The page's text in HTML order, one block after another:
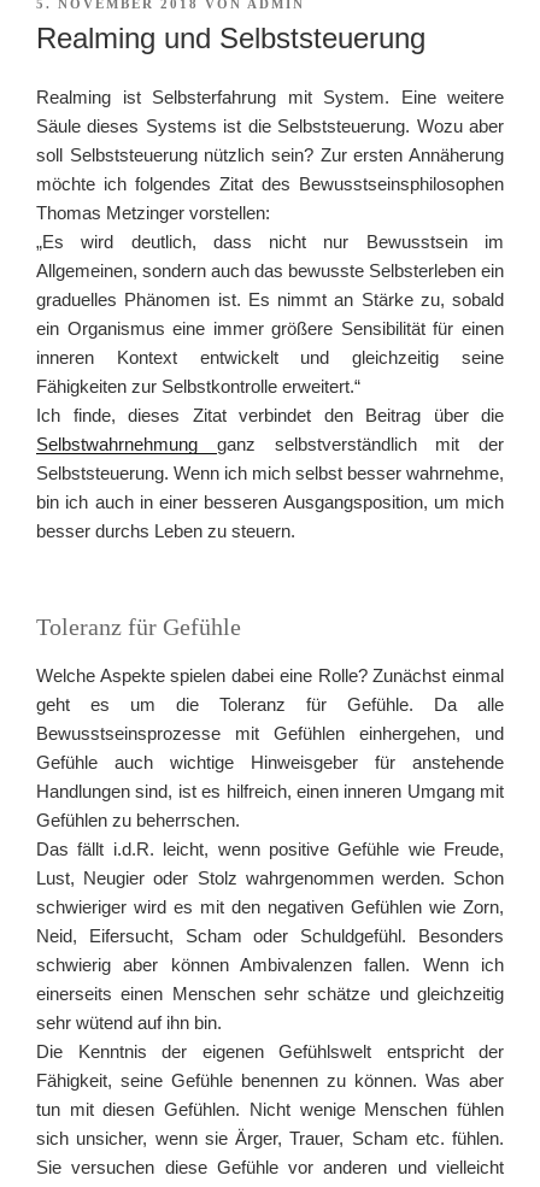
5. NOVEMBER 2018 VON ADMIN
Realming und Selbststeuerung
Realming ist Selbsterfahrung mit System. Eine weitere
Säule dieses Systems ist die Selbststeuerung. Wozu aber
soll Selbststeuerung nützlich sein? Zur ersten Annäherung
möchte ich folgendes Zitat des Bewusstseinsphilosophen
Thomas Metzinger vorstellen:
„Es wird deutlich, dass nicht nur Bewusstsein im
Allgemeinen, sondern auch das bewusste Selbsterleben ein
graduelles Phänomen ist. Es nimmt an Stärke zu, sobald
ein Organismus eine immer größere Sensibilität für einen
inneren Kontext entwickelt und gleichzeitig seine
Fähigkeiten zur Selbstkontrolle erweitert.“
Ich finde, dieses Zitat verbindet den Beitrag über die
Selbstwahrnehmung ganz selbstverständlich mit der
Selbststeuerung. Wenn ich mich selbst besser wahrnehme,
bin ich auch in einer besseren Ausgangsposition, um mich
besser durchs Leben zu steuern.
Toleranz für Gefühle
Welche Aspekte spielen dabei eine Rolle? Zunächst einmal
geht es um die Toleranz für Gefühle. Da alle
Bewusstseinsprozesse mit Gefühlen einhergehen, und
Gefühle auch wichtige Hinweisgeber für anstehende
Handlungen sind, ist es hilfreich, einen inneren Umgang mit
Gefühlen zu beherrschen.
Das fällt i.d.R. leicht, wenn positive Gefühle wie Freude,
Lust, Neugier oder Stolz wahrgenommen werden. Schon
schwieriger wird es mit den negativen Gefühlen wie Zorn,
Neid, Eifersucht, Scham oder Schuldgefühl. Besonders
schwierig aber können Ambivalenzen fallen. Wenn ich
einerseits einen Menschen sehr schätze und gleichzeitig
sehr wütend auf ihn bin.
Die Kenntnis der eigenen Gefühlswelt entspricht der
Fähigkeit, seine Gefühle benennen zu können. Was aber
tun mit diesen Gefühlen. Nicht wenige Menschen fühlen
sich unsicher, wenn sie Ärger, Trauer, Scham etc. fühlen.
Sie versuchen diese Gefühle vor anderen und vielleicht